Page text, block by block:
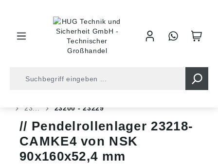
23...
23200 - 23229
Pendelrollenlager 23218-
CAMKE4 von NSK
90x160x52,4 mm